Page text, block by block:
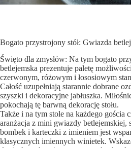
Bogato przystrojony stół: Gwiazda
Święto dla zmysłów: Na tym bogato
betlejemska prezentuje paletę
czerwonym, różowym i łososiowym
Całość uzupełniają starannie dobrane
szyszki i dekoracyjne jabłuszka.
pokochają tę barwną dekorację stołu.
Także i na tym stole na każdego gościa
aranżacja z mini gwiazdy betlejemskiej,
bombek i karteczki z imieniem jest
klasycznych imiennych winietek.